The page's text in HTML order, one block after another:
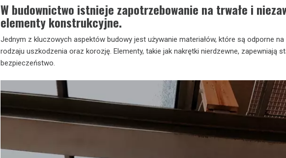
W budownictwo istnieje zapotrzebowanie na trwałe i
elementy konstrukcyjne.
Jednym z kluczowych aspektów budowy jest używanie materiałów, które są odporne na
rodzaju uszkodzenia oraz korozję. Elementy, takie jak nakrętki nierdzewne, zapewniają
bezpieczeństwo.